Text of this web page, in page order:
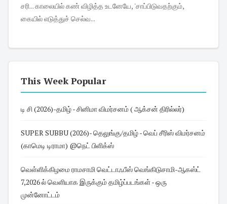
சரி... காலையில் கண் விழித்த உடனேயே, 'சாப்பிடுவதற்கும்,
கையில் எடுத்துச் செல்வ...
This Week Popular
டி சி (2026)-தமிழ் - சினிமா விமர்சனம் ( ஆக்சன் திரில்லர்)
SUPER SUBBU (2026)- தெலுங்கு/தமிழ் - வெப் சீரிஸ் விமர்சனம்
(காமெடி டிராமா) @நெட் பிளிக்ஸ்
வெள்ளிக்கிழமை ராமசாமி வெட்டாஃபீஸ் வெங்கிடுசாமி-ஆகஸ்ட்
7,2026 ல் வெளியாக இருக்கும் தமிழ்ப்படங்கள் - ஒரு
முன்னோட்டம்